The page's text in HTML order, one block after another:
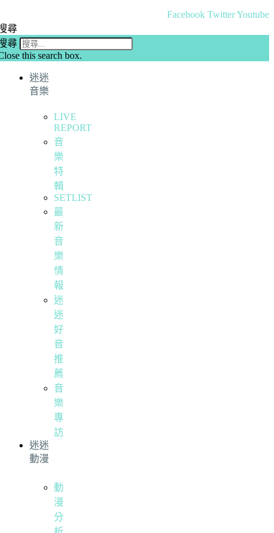
Facebook TwitterYoutube
尋
尋
this search box.
迷迷
音樂
LIVE
REPORT
音
樂
特
輯
SETLIST
最
新
音
樂
情
報
迷
迷
好
音
推
薦
音
樂
專
訪
迷迷
動漫
動
漫
分